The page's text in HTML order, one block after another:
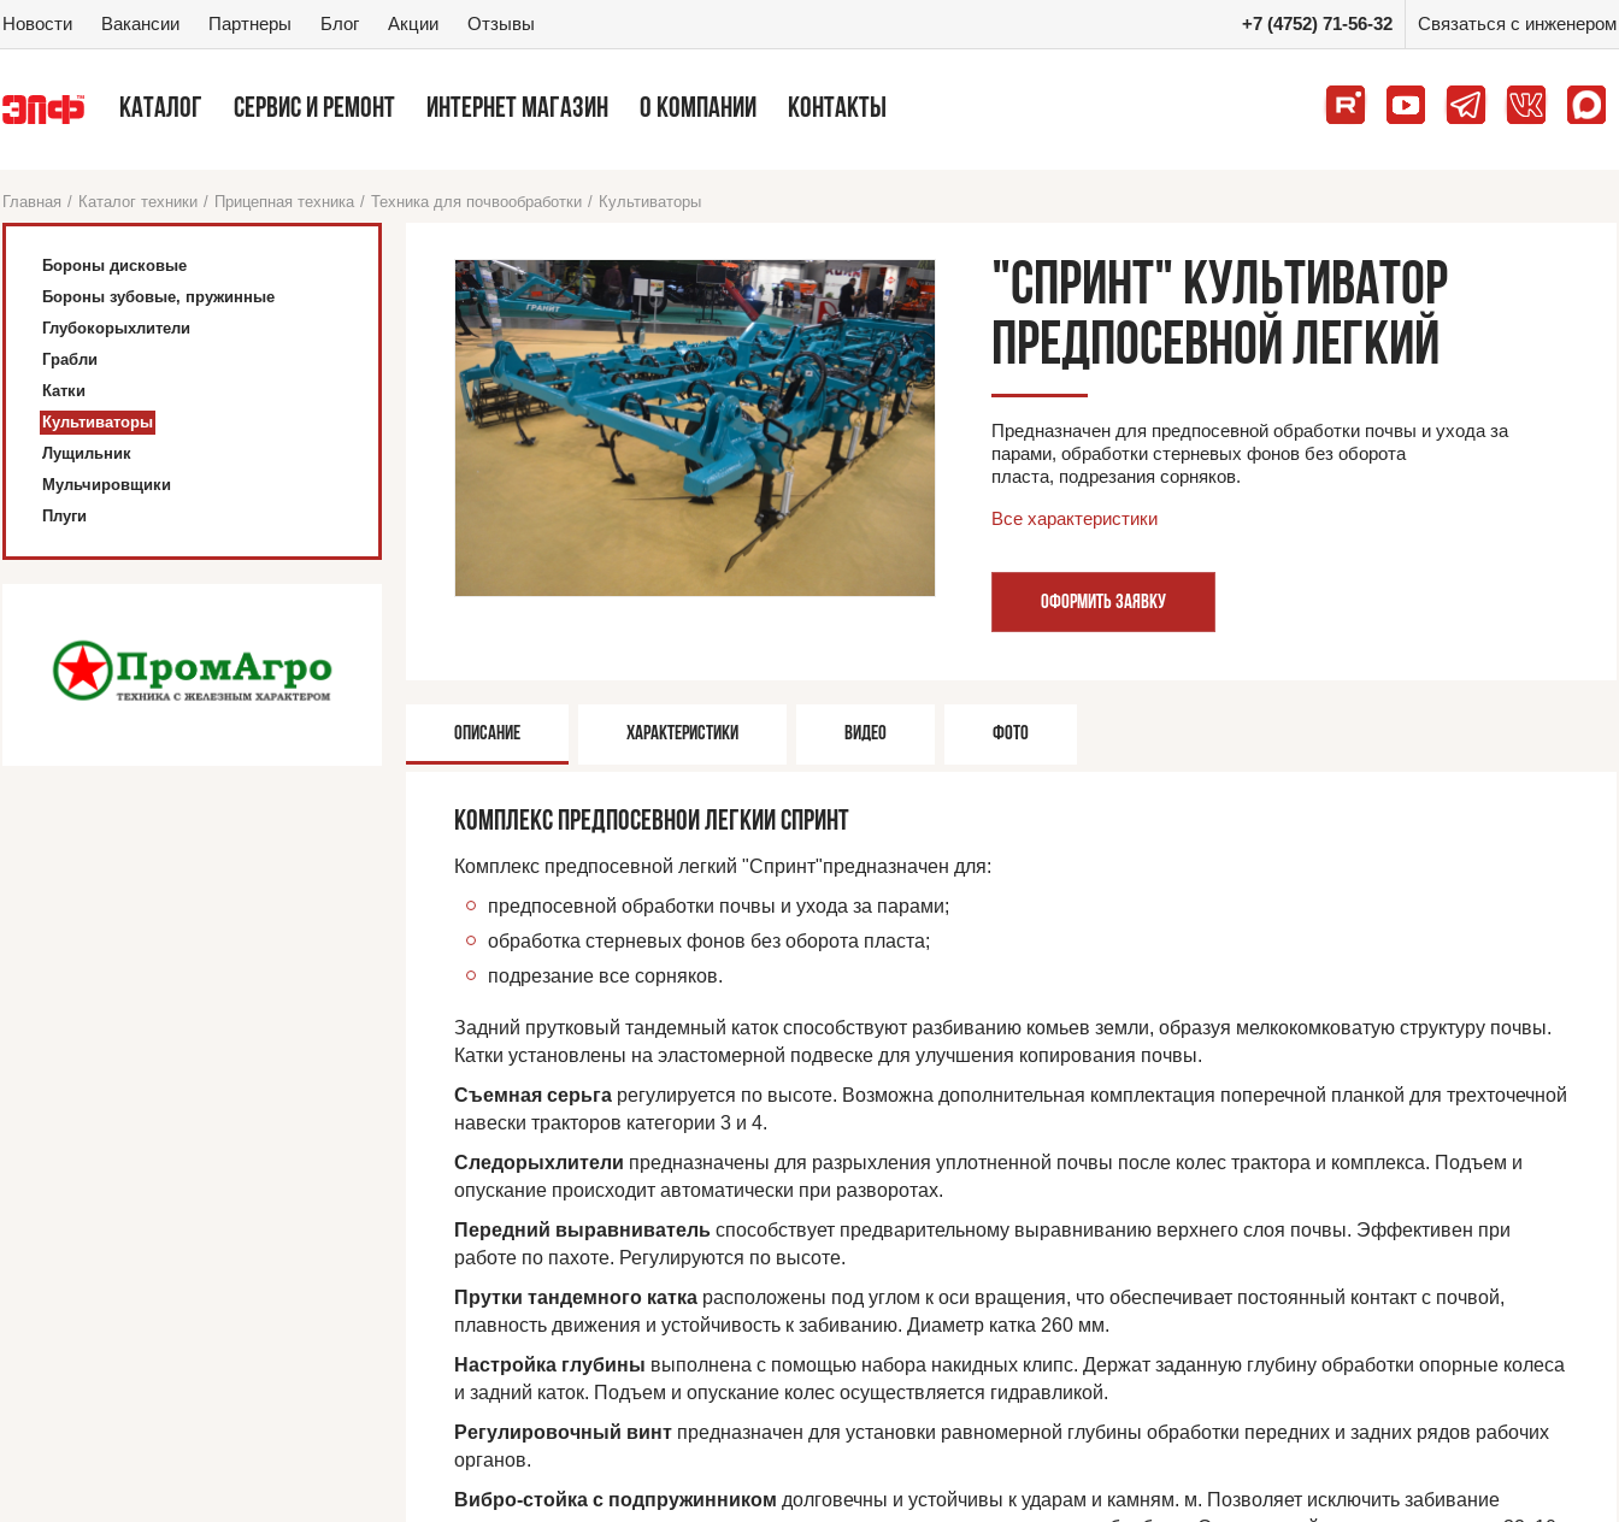
Новости Вакансии Партнеры Блог Акции Отзывы +7 (4752) 71-56-32 Связаться с инженером
КАТАЛОГ СЕРВИС И РЕМОНТ ИНТЕРНЕТ МАГАЗИН О КОМПАНИИ КОНТАКТЫ
Главная / Каталог техники / Прицепная техника / Техника для почвообработки / Культиваторы
Бороны дисковые
Бороны зубовые, пружинные
Глубокорыхлители
Грабли
Катки
Культиваторы
Лущильник
Мульчировщики
Плуги
"СПРИНТ" КУЛЬТИВАТОР
ПРЕДПОСЕВНОЙ ЛЕГКИЙ
Предназначен для предпосевной обработки почвы и ухода за
парами, обработки стерневых фонов без оборота
пласта, подрезания сорняков.
Все характеристики
ОФОРМИТЬ ЗАЯВКУ
ОПИСАНИЕ ХАРАКТЕРИСТИКИ ВИДЕО ФОТО
КОМПЛЕКС ПРЕДПОСЕВНОЙ ЛЕГКИЙ СПРИНТ
Комплекс предпосевной легкий "Спринт"предназначен для:
предпосевной обработки почвы и ухода за парами;
обработка стерневых фонов без оборота пласта;
подрезание все сорняков.
Задний прутковый тандемный каток способствуют разбиванию комьев земли, образуя мелкокомковатую структуру почвы.
Катки установлены на эластомерной подвеске для улучшения копирования почвы.
Съемная серьга регулируется по высоте. Возможна дополнительная комплектация поперечной планкой для трехточечной
навески тракторов категории 3 и 4.
Следорыхлители предназначены для разрыхления уплотненной почвы после колес трактора и комплекса. Подъем и
опускание происходит автоматически при разворотах.
Передний выравниватель способствует предварительному выравниванию верхнего слоя почвы. Эффективен при
работе по пахоте. Регулируются по высоте.
Прутки тандемного катка расположены под углом к оси вращения, что обеспечивает постоянный контакт с почвой,
плавность движения и устойчивость к забиванию. Диаметр катка 260 мм.
Настройка глубины выполнена с помощью набора накидных клипс. Держат заданную глубину обработки опорные колеса
и задний каток. Подъем и опускание колес осуществляется гидравликой.
Регулировочный винт предназначен для установки равномерной глубины обработки передних и задних рядов рабочих
органов.
Вибро-стойка с подпружинником долговечны и устойчивы к ударам и камням. м. Позволяет исключить забивание